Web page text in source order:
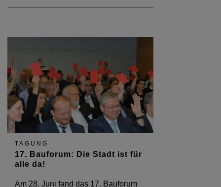
TAGUNG
17. Bauforum: Die Stadt ist für
alle da!
Am 28. Juni fand das 17. Bauforum